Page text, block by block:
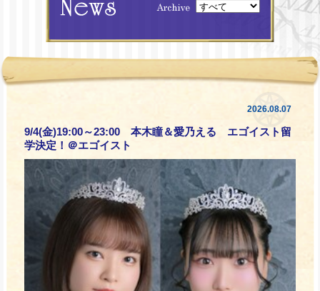
2026.08.07
9/4(金)19:00～23:00 本木瞳＆愛乃える エゴイスト留
学決定！＠エゴイスト